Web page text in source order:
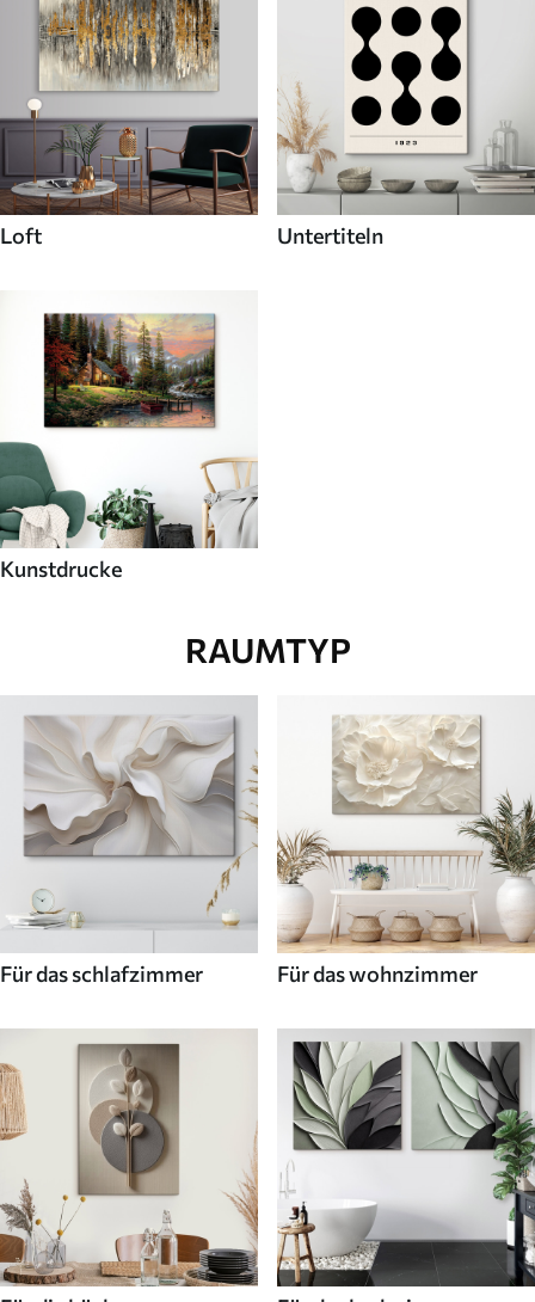
Loft Untertiteln
Kunstdrucke
RAUMTYP
Für das schlafzimmer Für das wohnzimmer